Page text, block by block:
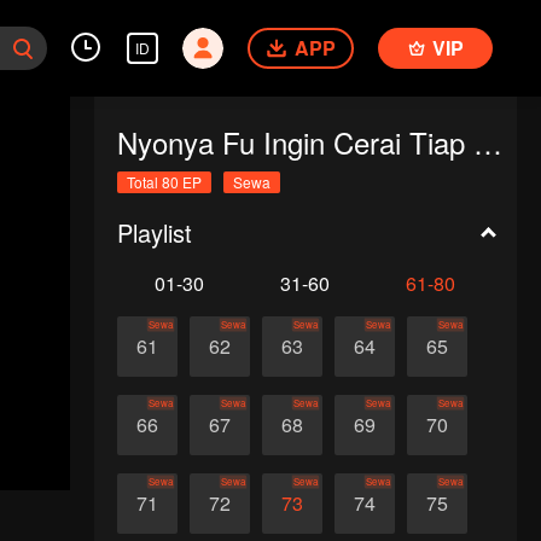
ID APP VIP
Nyonya Fu Ingin Cerai Tiap Hari
Total 80 EP Sewa
Playlist
01-30 31-60 61-80
61
Sewa
62
Sewa
63
Sewa
64
Sewa
65
Sewa
66
Sewa
67
Sewa
68
Sewa
69
Sewa
70
Sewa
71
Sewa
72
Sewa
73
Sewa
74
Sewa
75
Sewa